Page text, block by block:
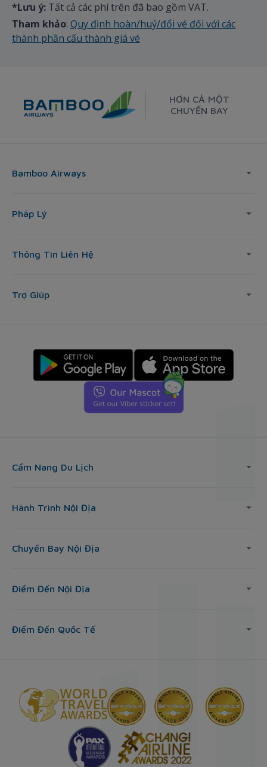
*Lưu ý: Tất cả các phí trên đã bao gồm VAT.
Tham khảo: Quy định hoàn/huỷ/đổi vé đối với các
thành phần cấu thành giá vé
HƠN CẢ MỘT
CHUYẾN BAY
Bamboo Airways
Pháp Lý
Thông Tin Liên Hệ
Trợ Giúp
Cẩm Nang Du Lịch
Hành Trình Nội Địa
Chuyến Bay Nội Địa
Điểm Đến Nội Địa
Điểm Đến Quốc Tế